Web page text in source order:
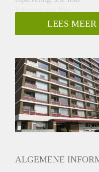
Inkomen eis: Nee
Garantiestelling mogelijk:
Borg: 1 Maand
Huisdieren toegestaan:
Huurtoeslag grens: Ja
Geschikt voor
LEES
ALGEMENE